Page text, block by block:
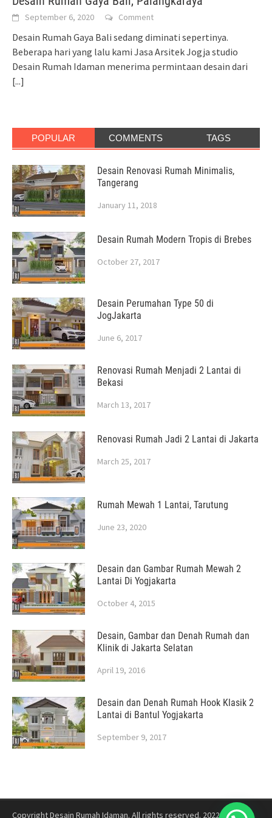
September 6, 2020 Comment
Desain Rumah Gaya Bali sedang diminati sepertinya.
Beberapa hari yang lalu kami Jasa Arsitek Jogja studio
Desain Rumah Idaman menerima permintaan desain dari
[...]
POPULAR COMMENTS TAGS
Desain Renovasi Rumah Minimalis,
Tangerang
January 11, 2018
Desain Rumah Modern Tropis di Brebes
October 27, 2017
Desain Perumahan Type 50 di
JogJakarta
June 6, 2017
Renovasi Rumah Menjadi 2 Lantai di
Bekasi
March 13, 2017
Renovasi Rumah Jadi 2 Lantai di Jakarta
March 25, 2017
Rumah Mewah 1 Lantai, Tarutung
June 23, 2020
Desain dan Gambar Rumah Mewah 2
Lantai Di Yogjakarta
October 4, 2015
Desain, Gambar dan Denah Rumah dan
Klinik di Jakarta Selatan
April 19, 2016
Desain dan Denah Rumah Hook Klasik 2
Lantai di Bantul Yogjakarta
September 9, 2017
Copyright Desain Rumah Idaman. All rights reserved. 2022 Jasa